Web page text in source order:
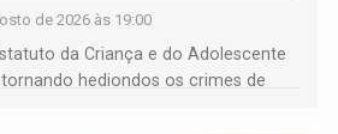
de 2026 às 19:00
da Criança e do Adolescente
hediondos os crimes de